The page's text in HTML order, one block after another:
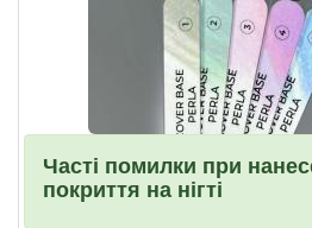
Часті помилки при
покриття на нігті